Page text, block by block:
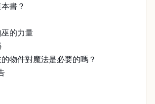
書？
的力量
的物件對魔法是必要的嗎？